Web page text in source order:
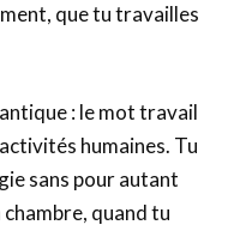
que tu travailles
: le mot travail
humaines. Tu
sans pour autant
quand tu